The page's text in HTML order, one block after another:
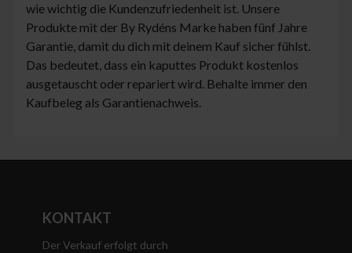
wie wichtig die Kundenzufriedenheit ist. Unsere
Produkte mit der By Rydéns Marke haben fünf Jahre
Garantie, damit du dich mit deinem Kauf sicher fühlst.
Das bedeutet, dass ein kaputtes Produkt kostenlos
ausgetauscht oder repariert wird. Behalte immer den
Kaufbeleg als Garantienachweis.
KONTAKT
Der Verkauf erfolgt durch